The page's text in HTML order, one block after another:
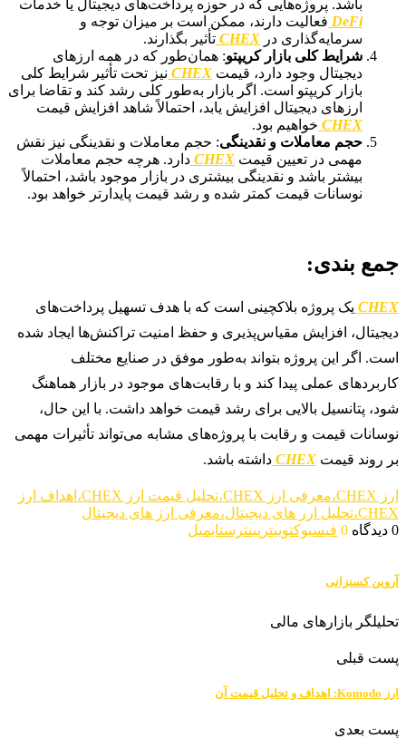
باشد. پروژه‌هایی که در حوزه پرداخت‌های دیجیتال یا خدمات
DeFi فعالیت دارند، ممکن است بر میزان توجه و
سرمایه‌گذاری در CHEX تأثیر بگذارند.
شرایط کلی بازار کریپتو: همان‌طور که در همه ارزهای
دیجیتال وجود دارد، قیمت CHEX نیز تحت تأثیر شرایط کلی
بازار کریپتو است. اگر بازار به‌طور کلی رشد کند و تقاضا برای
ارزهای دیجیتال افزایش یابد، احتمالاً شاهد افزایش قیمت
CHEX خواهیم بود.
حجم معاملات و نقدینگی: حجم معاملات و نقدینگی نیز نقش
مهمی در تعیین قیمت CHEX دارد. هرچه حجم معاملات
بیشتر باشد و نقدینگی بیشتری در بازار موجود باشد، احتمالاً
نوسانات قیمت کمتر شده و رشد قیمت پایدارتر خواهد بود.
جمع بندی:
CHEX یک پروژه بلاکچینی است که با هدف تسهیل پرداخت‌های
دیجیتال، افزایش مقیاس‌پذیری و حفظ امنیت تراکنش‌ها ایجاد شده
است. اگر این پروژه بتواند به‌طور موفق در صنایع مختلف
کاربردهای عملی پیدا کند و با رقابت‌های موجود در بازار هماهنگ
شود، پتانسیل بالایی برای رشد قیمت خواهد داشت. با این حال،
نوسانات قیمت و رقابت با پروژه‌های مشابه می‌تواند تأثیرات مهمی
بر روند قیمت CHEX داشته باشد.
ارز CHEX،معرفی ارز CHEX،تحلیل قیمت ارز CHEX،اهداف ارز
CHEX،تحلیل ارز های دیجیتال،معرفی ارز های دیجیتال
0 دیدگاه
0 فیسبوکتوییتر پینترستایمیل
آروین کسنزانی
تحلیلگر بازارهای مالی
پست قبلی
ارز Komodo: اهداف و تحلیل قیمت آن
پست بعدی